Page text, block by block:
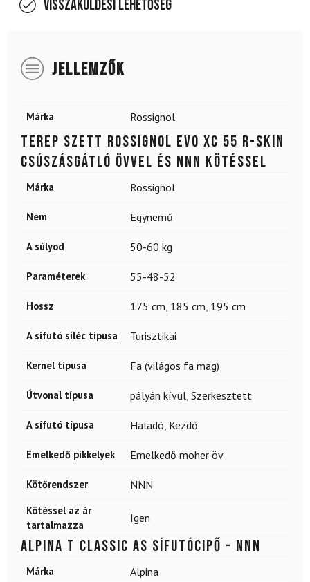
Visszaküldési lehetőség
JELLEMZŐK
Márka Rossignol
Terep szett ROSSIGNOL Evo XC 55 R-Skin
csúszásgátló övvel és NNN kötéssel
Márka Rossignol
Nem Egynemű
A súlyod 50-60 kg
Paraméterek 55-48-52
Hossz 175 cm 185 cm 195 cm
A sífutó síléc típusa Turisztikai
Kernel típusa Fa (világos fa mag)
Útvonal típusa pályán kívül Szerkesztett
A sífutó típusa Haladó Kezdő
Emelkedő pikkelyek Emelkedő moher öv
Kötőrendszer NNN
Kötéssel az ár
tartalmazza
Igen
ALPINA T Classic AS sífutócipő - NNN
Márka Alpina